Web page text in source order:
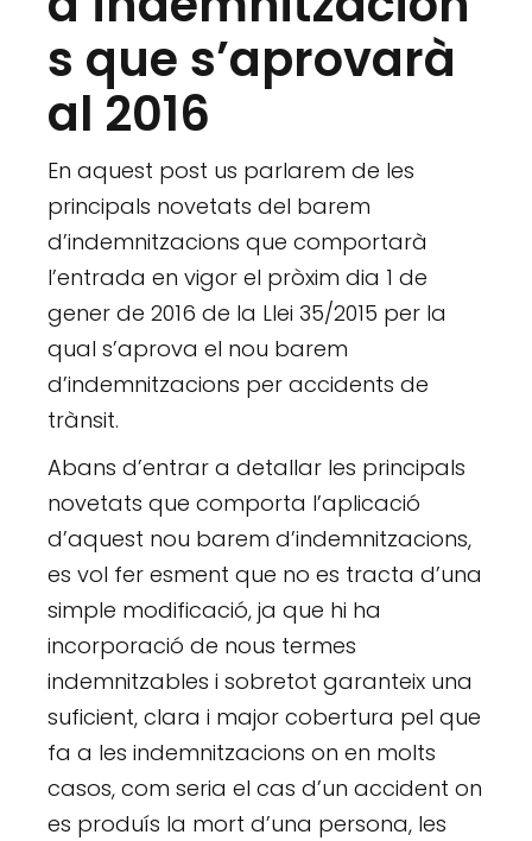
s que s’aprovarà
al 2016
En aquest post us parlarem de les
principals novetats del barem
d’indemnitzacions que comportarà
l’entrada en vigor el pròxim dia 1 de
gener de 2016 de la Llei 35/2015 per la
qual s’aprova el nou barem
d’indemnitzacions per accidents de
trànsit.
Abans d’entrar a detallar les principals
novetats que comporta l’aplicació
d’aquest nou barem d’indemnitzacions,
es vol fer esment que no es tracta d’una
simple modificació, ja que hi ha
incorporació de nous termes
indemnitzables i sobretot garanteix una
suficient, clara i major cobertura pel que
fa a les indemnitzacions on en molts
casos, com seria el cas d’un accident on
es produís la mort d’una persona, les